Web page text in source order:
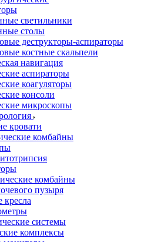
светильники
столы
деструкторы-аспираторы
костные скальпели
навигация
аспираторы
коагуляторы
консоли
микроскопы
кровати
комбайны
комбайны
пузыря
системы
комплексы